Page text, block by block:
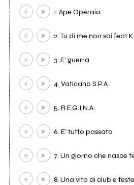
1. Ape Operaia
2. Tu di me non sai feat
3. E' guerra
4. Vaticano S.P.A.
5. R.E.G.I.N.A.
6. E' tutto passato
7. Un giorno che nasce
8. Una vita di club e feste